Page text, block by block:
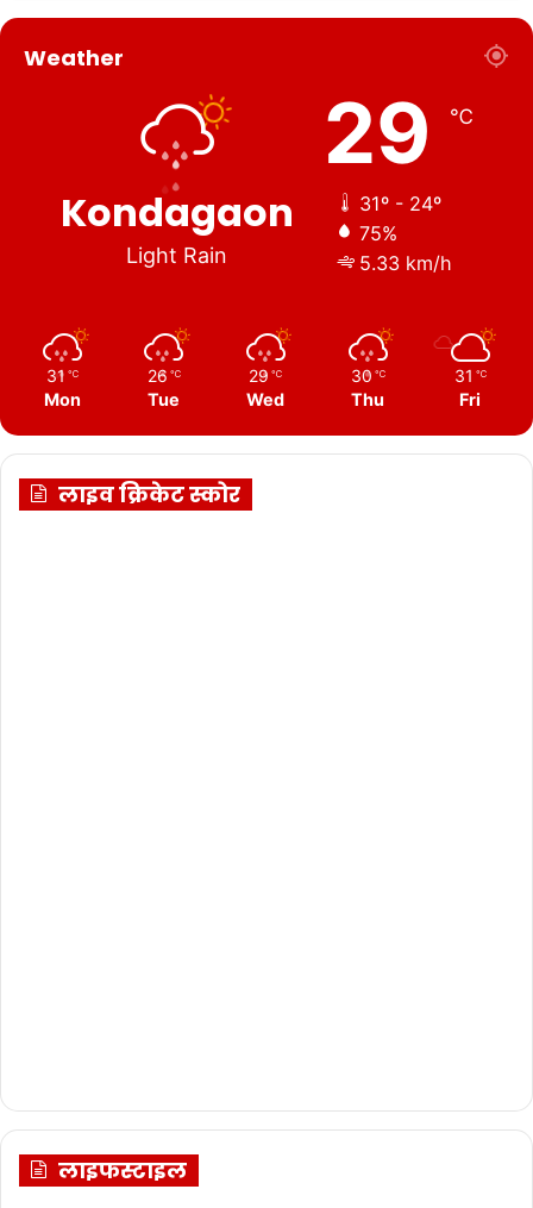
Weather
Kondagaon
Light Rain
29 ℃
31º - 24º
75%
5.33 km/h
31 ℃
Mon
26 ℃
Tue
29 ℃
Wed
30 ℃
Thu
31 ℃
Fri
लाइव क्रिकेट स्कोर
लाइफस्टाइल